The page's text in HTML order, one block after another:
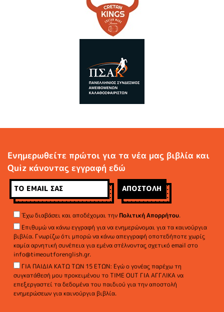
Ενημερωθείτε πρώτοι για τα νέα μας βιβλία και
Quiz κάνοντας εγγραφή εδώ
Έχω διαβάσει και αποδέχομαι την Πολιτική Απορρήτου.
Επιθυμώ να κάνω εγγραφή για να ενημερώνομαι για τα καινούργια
βιβλία. Γνωρίζω ότι μπορώ να κάνω απεγγραφή οποτεδήποτε χωρίς
καμία αρνητική συνέπεια για εμένα στέλνοντας σχετικό email στο
info@timeoutforenglish.gr.
ΓΙΑ ΠΑΙΔΙΑ ΚΑΤΩ ΤΩΝ 15 ΕΤΩΝ: Εγώ ο γονέας παρέχω τη
συγκατάθεσή μου προκειμένου το TIME OUT ΓΙΑ ΑΓΓΛΙΚΑ να
επεξεργαστεί τα δεδομένα του παιδιού για την αποστολή
ενημερώσεων για καινούργια βιβλία.